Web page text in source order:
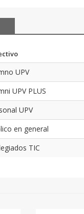
UPV
UPV PLUS
UPV
en general
TIC